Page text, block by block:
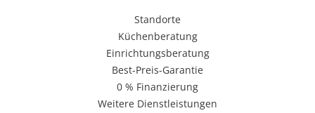
Standorte
Küchenberatung
Einrichtungsberatung
Best-Preis-Garantie
0 % Finanzierung
Weitere Dienstleistungen